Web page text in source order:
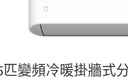
匹變頻冷暖掛牆式